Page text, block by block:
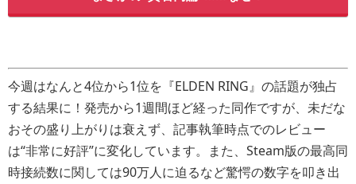
今週はなんと4位から1位を『ELDEN RING』の話題が独占
する結果に！発売から1週間ほど経った同作ですが、未だな
おその盛り上がりは衰えず、記事執筆時点でのレビュー
は“非常に好評”に変化しています。また、Steam版の最高同
時接続数に関しては90万人に迫るなど驚愕の数字を叩き出